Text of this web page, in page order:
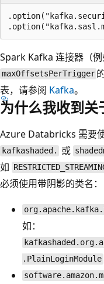
Spark Kafka 连接器（例
maxOffsetsPerTrigger
表，请参阅 Kafka。
为什么我收到关
Azure Databricks 需要
kafkashaded. 或
如
必须使用带阴影的类名：
如：
.PlainLoginModule